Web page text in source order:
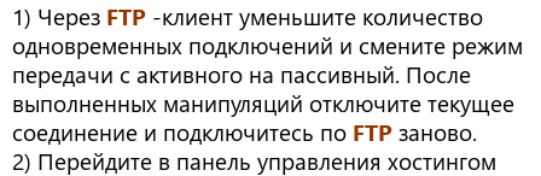
1) Через FTP -клиент уменьшите количество
одновременных подключений и смените режим
передачи с активного на пассивный. После
выполненных манипуляций отключите текущее
соединение и подключитесь по FTP заново.
2) Перейдите в панель управления хостингом